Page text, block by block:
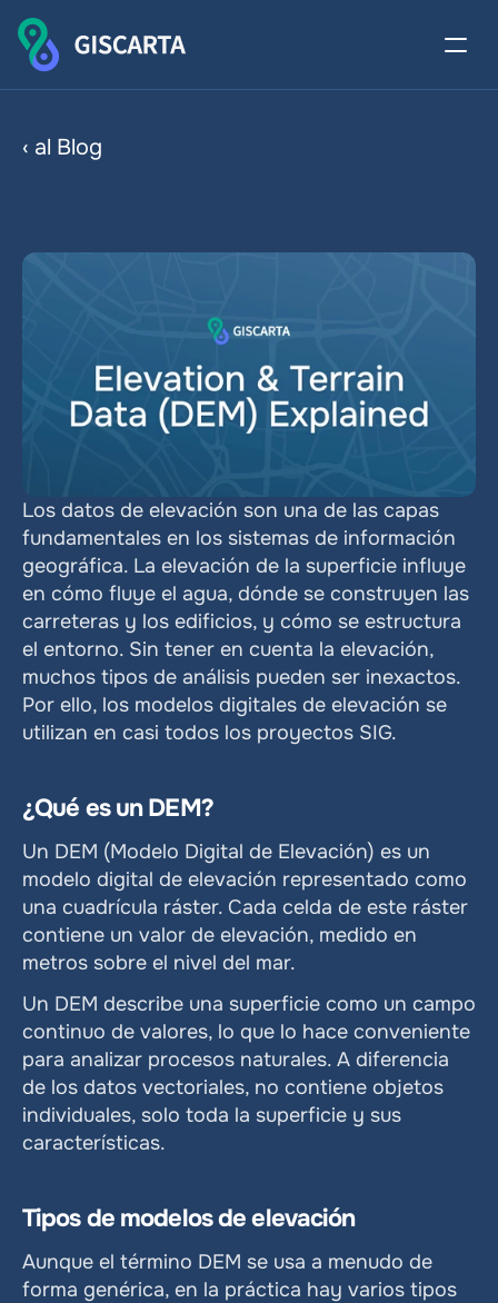
‹ al Blog
terreno (DEM) explicados
Los datos de elevación son una de las capas
fundamentales en los sistemas de información
geográfica. La elevación de la superficie influye
en cómo fluye el agua, dónde se construyen las
carreteras y los edificios, y cómo se estructura
el entorno. Sin tener en cuenta la elevación,
muchos tipos de análisis pueden ser inexactos.
Por ello, los modelos digitales de elevación se
utilizan en casi todos los proyectos SIG.
¿Qué es un DEM?
Un DEM (Modelo Digital de Elevación) es un
modelo digital de elevación representado como
una cuadrícula ráster. Cada celda de este ráster
contiene un valor de elevación, medido en
metros sobre el nivel del mar.
Un DEM describe una superficie como un campo
continuo de valores, lo que lo hace conveniente
para analizar procesos naturales. A diferencia
de los datos vectoriales, no contiene objetos
individuales, solo toda la superficie y sus
características.
Tipos de modelos de elevación
Aunque el término DEM se usa a menudo de
forma genérica, en la práctica hay varios tipos